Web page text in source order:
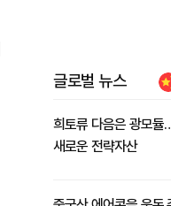
글로벌 뉴스
희토류 다음은 광모듈
새로운 전략자산